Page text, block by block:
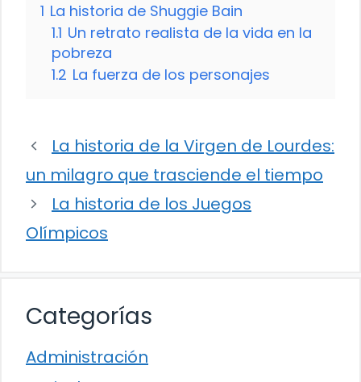
1 La historia de Shuggie Bain
1.1 Un retrato realista de la vida en la
pobreza
1.2 La fuerza de los personajes
La historia de la Virgen de Lourdes:
un milagro que trasciende el tiempo
La historia de los Juegos
Olímpicos
Categorías
Administración